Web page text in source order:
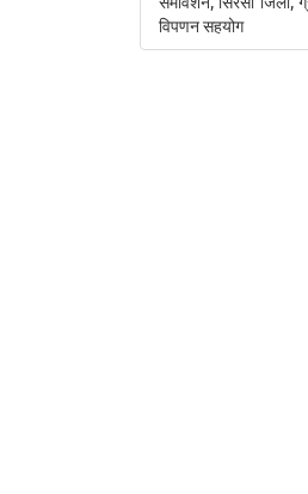
विपणन सहयोग